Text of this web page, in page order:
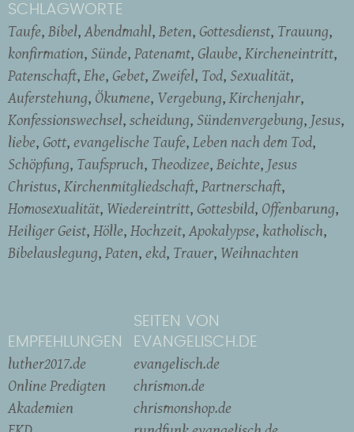
SCHLAGWORTE
Taufe Bibel Abendmahl Beten Gottesdienst Trauung
konfirmation Sünde Patenamt Glaube Kircheneintritt
Patenschaft Ehe Gebet Zweifel Tod Sexualität
Auferstehung Ökumene Vergebung Kirchenjahr
Konfessionswechsel scheidung Sündenvergebung Jesus
liebe Gott evangelische Taufe Leben nach dem Tod
Schöpfung Taufspruch Theodizee Beichte Jesus
Christus Kirchenmitgliedschaft Partnerschaft
Homosexualität Wiedereintritt Gottesbild Offenbarung
Heiliger Geist Hölle Hochzeit Apokalypse katholisch
Bibelauslegung Paten ekd Trauer Weihnachten
EMPFEHLUNGEN
luther2017.de
Online Predigten
Akademien
SEITEN VON
EVANGELISCH.DE
evangelisch.de
chrismon.de
chrismonshop.de